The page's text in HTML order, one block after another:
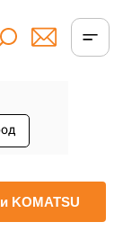
KOMATSU